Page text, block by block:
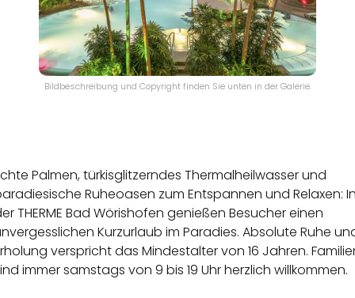
Bildbeschreibung und Copyright finden Sie unten in der Galerie.
Palmen, türkisglitzerndes Thermalheilwasser und
Ruheoasen zum Entspannen und Relaxen:
THERME Bad Wörishofen genießen Besucher einen
Kurzurlaub im Paradies. Absolute Ruhe
verspricht das Mindestalter von 16 Jahren.
immer samstags von 9 bis 19 Uhr herzlich willkommen.